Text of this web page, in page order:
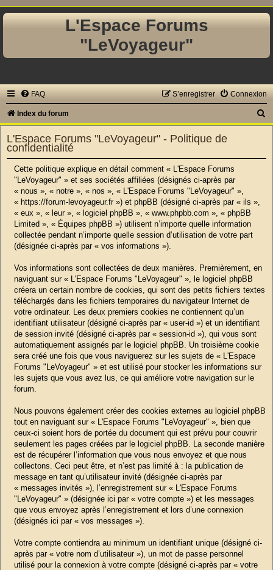
L'Espace Forums
"LeVoyageur"
FAQ Connexion
S’enregistrer
Index du forum
L'Espace Forums "LeVoyageur" - Politique de
confidentialité
Cette politique explique en détail comment « L'Espace Forums
"LeVoyageur" » et ses sociétés affiliées (désignés ci-après par
« nous », « notre », « nos », « L'Espace Forums "LeVoyageur" »,
« https://forum-levoyageur.fr ») et phpBB (désigné ci-après par « ils »,
« eux », « leur », « logiciel phpBB », « www.phpbb.com », « phpBB
Limited », « Équipes phpBB ») utilisent n’importe quelle information
collectée pendant n’importe quelle session d’utilisation de votre part
(désignée ci-après par « vos informations »).
Vos informations sont collectées de deux manières. Premièrement, en
naviguant sur « L'Espace Forums "LeVoyageur" », le logiciel phpBB
créera un certain nombre de cookies, qui sont des petits fichiers textes
téléchargés dans les fichiers temporaires du navigateur Internet de
votre ordinateur. Les deux premiers cookies ne contiennent qu’un
identifiant utilisateur (désigné ci-après par « user-id ») et un identifiant
de session invité (désigné ci-après par « session-id »), qui vous sont
automatiquement assignés par le logiciel phpBB. Un troisième cookie
sera créé une fois que vous naviguerez sur les sujets de « L'Espace
Forums "LeVoyageur" » et est utilisé pour stocker les informations sur
les sujets que vous avez lus, ce qui améliore votre navigation sur le
forum.
Nous pouvons également créer des cookies externes au logiciel phpBB
tout en naviguant sur « L'Espace Forums "LeVoyageur" », bien que
ceux-ci soient hors de portée du document qui est prévu pour couvrir
seulement les pages créées par le logiciel phpBB. La seconde manière
est de récupérer l’information que vous nous envoyez et que nous
collectons. Ceci peut être, et n’est pas limité à : la publication de
message en tant qu’utilisateur invité (désignée ci-après par
« messages invités »), l’enregistrement sur « L'Espace Forums
"LeVoyageur" » (désignée ici par « votre compte ») et les messages
que vous envoyez après l’enregistrement et lors d’une connexion
(désignés ici par « vos messages »).
Votre compte contiendra au minimum un identifiant unique (désigné ci-
après par « votre nom d’utilisateur »), un mot de passe personnel
utilisé pour la connexion à votre compte (désigné ci-après par « votre